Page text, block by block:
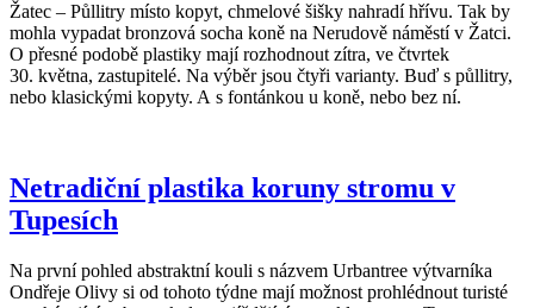
Žatec – Půllitry místo kopyt, chmelové šišky nahradí hřívu. Tak by
mohla vypadat bronzová socha koně na Nerudově náměstí v Žatci.
O přesné podobě plastiky mají rozhodnout zítra, ve čtvrtek
30. května, zastupitelé. Na výběr jsou čtyři varianty. Buď s půllitry,
nebo klasickými kopyty. A s fontánkou u koně, nebo bez ní.
Netradiční plastika koruny stromu v
Tupesích
Na první pohled abstraktní kouli s názvem Urbantree výtvarníka
Ondřeje Olivy si od tohoto týdne mají možnost prohlédnout turisté